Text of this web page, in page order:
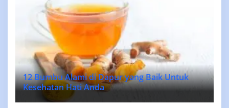
12 Bumbu Alami di Dapur yang Baik Untuk
Kesehatan Hati Anda